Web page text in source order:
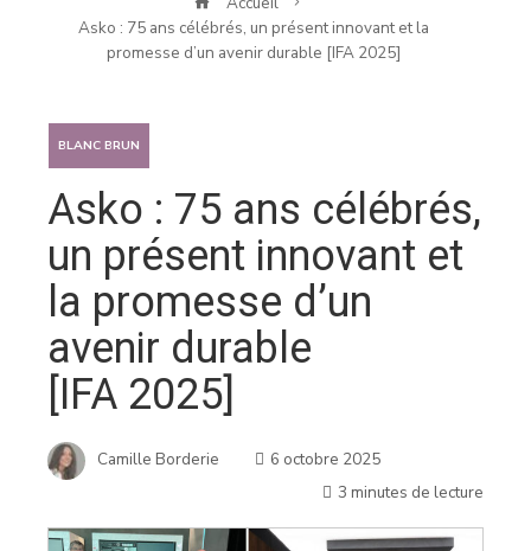
Asko : 75 ans célébrés, un présent innovant et la
promesse d’un avenir durable [IFA 2025]
BLANC BRUN
Asko : 75 ans célébrés,
un présent innovant et
la promesse d’un
avenir durable
[IFA 2025]
Camille Borderie
6 octobre 2025
3 minutes de lecture